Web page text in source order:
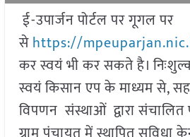
ई-उपार्जन पोर्टल पर गूगल पर
सेhttps://
कर स्वयं भी कर सकते है।
स्वयं किसान एप के माध्यम से,
विपणन संस्थाओं द्वारा संचालित